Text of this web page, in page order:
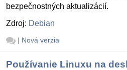
bezpečnostných aktualizácií.
Zdroj: Debian
| Nová verzia
Používanie Linuxu na